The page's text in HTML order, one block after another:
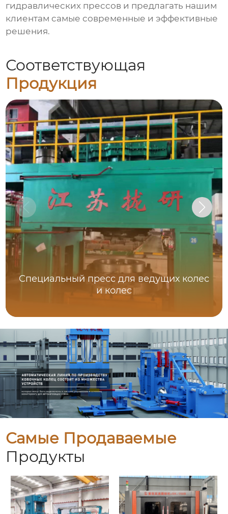
гидравлических прессов и предлагать нашим
клиентам самые современные и эффективные
решения.
Соответствующая
Продукция
Специальный пресс для ведущих колес
и колес
Самые Продаваемые
Продукты